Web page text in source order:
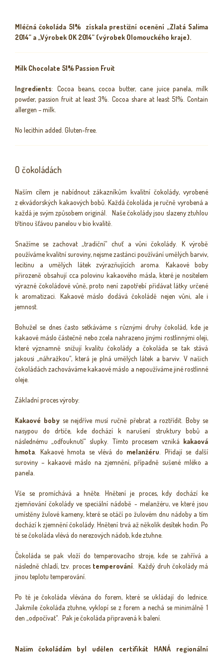
Mléčná čokoláda 51% získala prestižní ocenění „Zlatá Salima
2014“ a „Výrobek OK 2014“ (výrobek Olomouckého kraje).
Milk Chocolate 51% Passion Fruit
Ingredients: Cocoa beans, cocoa butter, cane juice panela, milk
powder, passion fruit at least 3%. Cocoa share at least 51%. Contain
allergen – milk.
No lecithin added. Gluten-free.
O čokoládách
Naším cílem je nabídnout zákazníkům kvalitní čokolády, vyrobené
z ekvádorských kakaových bobů. Každá čokoláda je ručně vyrobená a
každá je svým způsobem originál. Naše čokolády jsou slazeny ztuhlou
třtinou šťávou panelou v bio kvalitě.
Snažíme se zachovat „tradiční“ chuť a vůni čokolády. K výrobě
používáme kvalitní suroviny, nejsme zastánci používání umělých barviv,
lecitinu a umělých látek zvýrazňujících aroma. Kakaové boby
přirozeně obsahují cca polovinu kakaového másla, které je nositelem
výrazné čokoládové vůně, proto není zapotřebí přidávat látky určené
k aromatizaci. Kakaové máslo dodává čokoládě nejen vůni, ale i
jemnost.
Bohužel se dnes často setkáváme s různými druhy čokolád, kde je
kakaové máslo částečně nebo zcela nahrazeno jinými rostlinnými oleji,
které významně snižují kvalitu čokolády a čokoláda se tak stává
jakousi „náhražkou“, která je plná umělých látek a barviv. V našich
čokoládách zachováváme kakaové máslo a nepoužíváme jiné rostlinné
oleje.
Základní proces výroby:
Kakaové bobyse nejdříve musí ručně přebrat a roztřídit. Boby se
nasypou do drtiče, kde dochází k narušení struktury bobů a
následnému „odfouknutí“ slupky. Tímto procesem vzniká kakaová
hmota. Kakaové hmota se vlévá do melanžéru. Přidají se další
suroviny – kakaové máslo na zjemnění, případně sušené mléko a
panela.
Vše se promíchává a hněte. Hnětení je proces, kdy dochází ke
zjemňování čokolády ve speciální nádobě - melanžéru, ve které jsou
umístěny žulové kameny, které se otáčí po žulovém dnu nádoby a tím
dochází k zjemnění čokolády. Hnětení trvá až několik desítek hodin. Po
té se čokoláda vlévá do nerezových nádob, kde ztuhne.
Čokoláda se pak vloží do temperovacího stroje, kde se zahřívá a
následně chladí, tzv. proces temperování. Každý druh čokolády má
jinou teplotu temperování.
Po té je čokoláda vlévána do forem, které se ukládají do lednice.
Jakmile čokoláda ztuhne, vyklopí se z forem a nechá se minimálně 1
den „odpočívat“. Pak je čokoláda připravená k balení.
Našim čokoládám byl udělen certifikát HANÁ regionální